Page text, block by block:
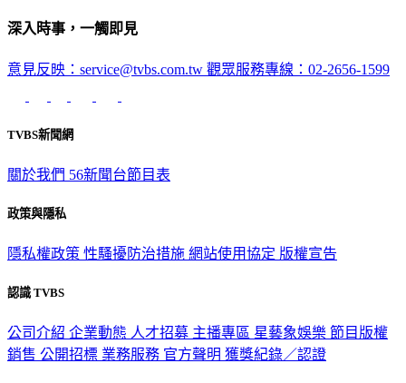
深入時事，一觸即見
意見反映：service@tvbs.com.tw 觀眾服務專線：02-2656-1599
TVBS新聞網
關於我們 56新聞台節目表
政策與隱私
隱私權政策 性騷擾防治措施 網站使用協定 版權宣告
認識 TVBS
公司介紹 企業動態 人才招募 主播專區 星藝象娛樂 節目版權
銷售 公開招標 業務服務 官方聲明 獲獎紀錄／認證